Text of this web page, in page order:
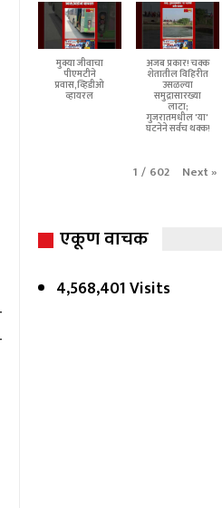
मुक्या जीवाचा
पीएमटीने
प्रवास,व्हिडीओ
व्हायरल
अजब प्रकार! चक्क
शेतातील विहिरीत
उसळल्या
समुद्रासारख्या
लाटा;
गुजरातमधील 'या'
घटनेने सर्वच थक्क!
1 / 602 Next»
एकूण वाचक
4,568,401 Visits